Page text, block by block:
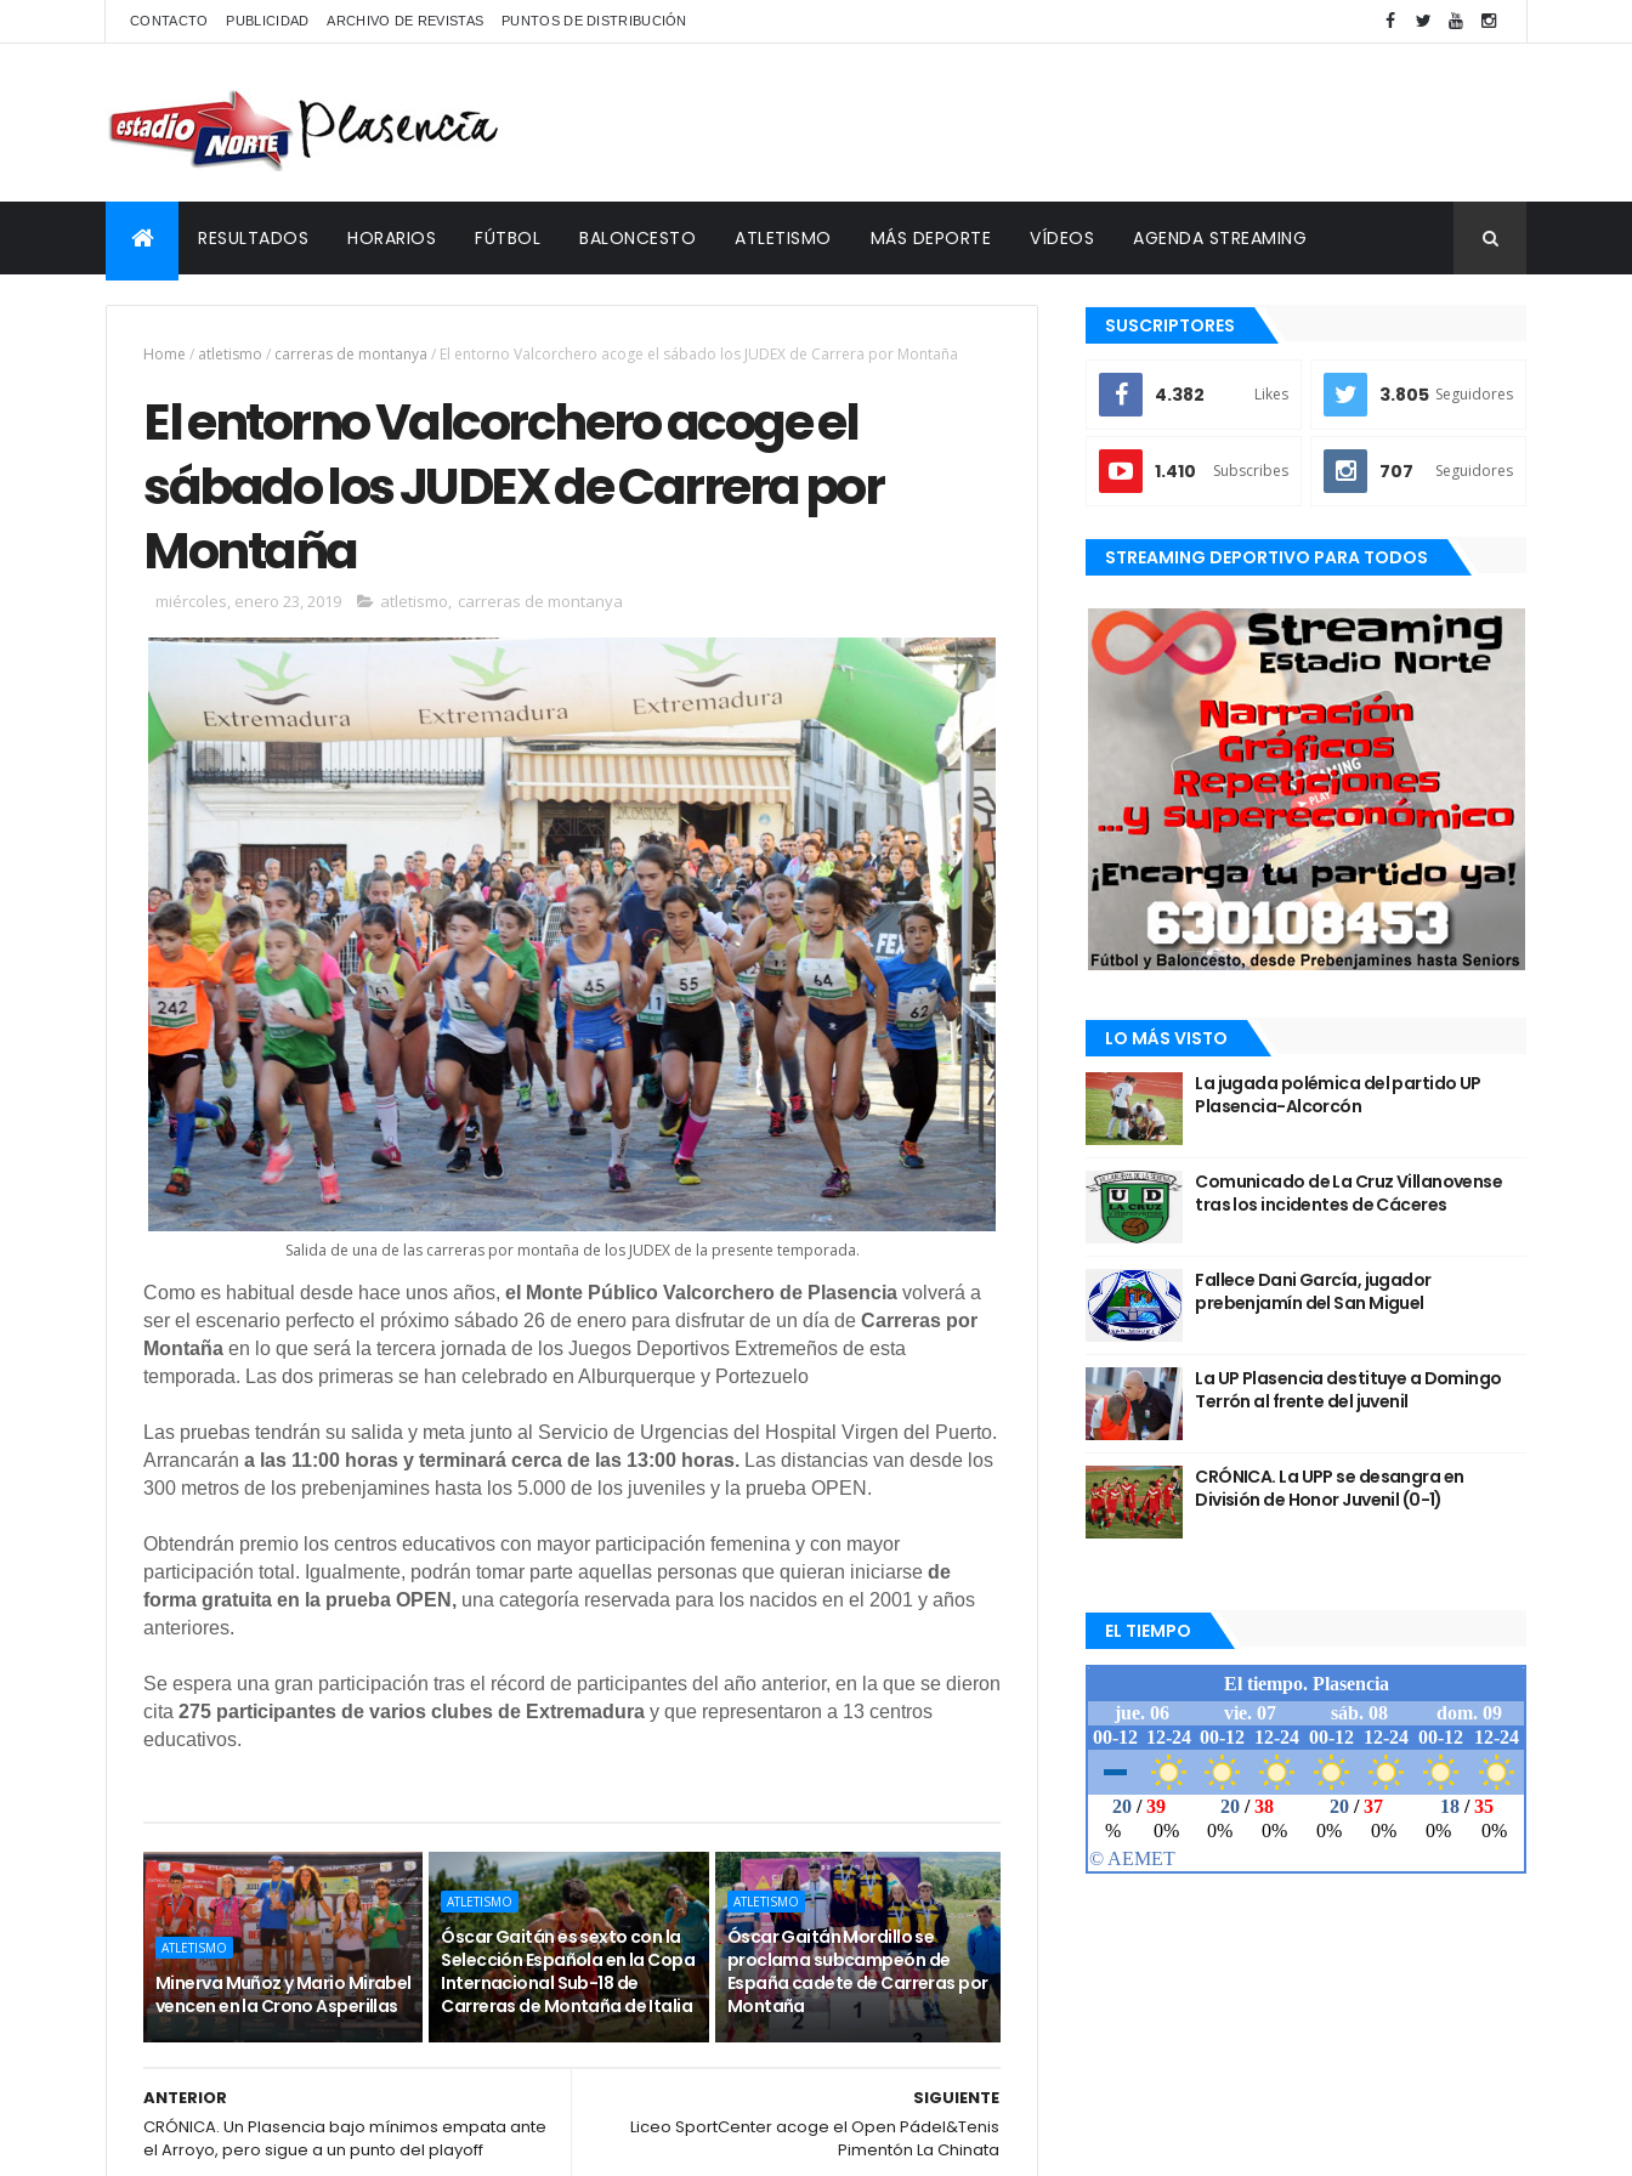
CONTACTO PUBLICIDAD ARCHIVO DE REVISTAS PUNTOS DE DISTRIBUCIÓN
RESULTADOS HORARIOS FÚTBOL BALONCESTO ATLETISMO MÁS DEPORTE VÍDEOS AGENDA STREAMING
Home / atletismo / carreras de montanya / El entorno Valcorchero acoge el sábado los JUDEX de Carrera por Montaña
El entorno Valcorchero acoge el
sábado los JUDEX de Carrera por
Montaña
miércoles, enero 23, 2019 atletismo, carreras de montanya
Salida de una de las carreras por montaña de los JUDEX de la presente temporada.
Como es habitual desde hace unos años, el Monte Público Valcorchero de Plasencia volverá a
ser el escenario perfecto el próximo sábado 26 de enero para disfrutar de un día de Carreras por
Montaña en lo que será la tercera jornada de los Juegos Deportivos Extremeños de esta
temporada. Las dos primeras se han celebrado en Alburquerque y Portezuelo
Las pruebas tendrán su salida y meta junto al Servicio de Urgencias del Hospital Virgen del Puerto.
Arrancarán a las 11:00 horas y terminará cerca de las 13:00 horas. Las distancias van desde los
300 metros de los prebenjamines hasta los 5.000 de los juveniles y la prueba OPEN.
Obtendrán premio los centros educativos con mayor participación femenina y con mayor
participación total. Igualmente, podrán tomar parte aquellas personas que quieran iniciarse de
forma gratuita en la prueba OPEN, una categoría reservada para los nacidos en el 2001 y años
anteriores.
Se espera una gran participación tras el récord de participantes del año anterior, en la que se dieron
cita 275 participantes de varios clubes de Extremadura y que representaron a 13 centros
educativos.
ATLETISMO
Minerva Muñoz y Mario Mirabel
vencen en la Crono Asperillas
ATLETISMO
Óscar Gaitán es sexto con la
Selección Española en la Copa
Internacional Sub-18 de
Carreras de Montaña de Italia
ATLETISMO
Óscar Gaitán Mordillo se
proclama subcampeón de
España cadete de Carreras por
Montaña
SIGUIENTE
Liceo SportCenter acoge el Open Pádel&Tenis
Pimentón La Chinata
ANTERIOR
CRÓNICA. Un Plasencia bajo mínimos empata ante
el Arroyo, pero sigue a un punto del playoff
SUSCRIPTORES
4.382 Likes 3.805 Seguidores
1.410 Subscribes 707 Seguidores
STREAMING DEPORTIVO PARA TODOS
LO MÁS VISTO
La jugada polémica del partido UP
Plasencia-Alcorcón
Comunicado de La Cruz Villanovense
tras los incidentes de Cáceres
Fallece Dani García, jugador
prebenjamín del San Miguel
La UP Plasencia destituye a Domingo
Terrón al frente del juvenil
CRÓNICA. La UPP se desangra en
División de Honor Juvenil (0-1)
EL TIEMPO